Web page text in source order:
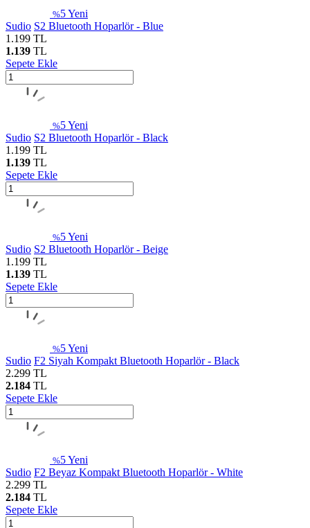
%5Yeni
Sudio S2 Bluetooth Hoparlör - Blue
1.199 TL
1.139 TL
Sepete Ekle
%5Yeni
Sudio S2 Bluetooth Hoparlör - Black
1.199 TL
1.139 TL
Sepete Ekle
%5Yeni
Sudio S2 Bluetooth Hoparlör - Beige
1.199 TL
1.139 TL
Sepete Ekle
%5Yeni
Sudio F2 Siyah Kompakt Bluetooth Hoparlör - Black
2.299 TL
2.184 TL
Sepete Ekle
%5Yeni
Sudio F2 Beyaz Kompakt Bluetooth Hoparlör - White
2.299 TL
2.184 TL
Sepete Ekle